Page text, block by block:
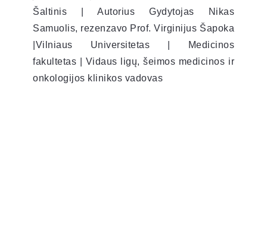
Šaltinis | Autorius Gydytojas Nikas
Samuolis, rezenzavo Prof. Virginijus Šapoka
|Vilniaus Universitetas | Medicinos
fakultetas | Vidaus ligų, šeimos medicinos ir
onkologijos klinikos vadovas